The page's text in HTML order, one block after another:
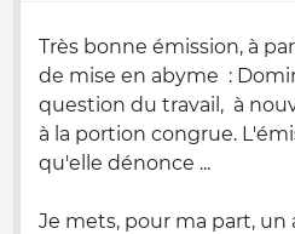
Très bonne émission, à
de mise en abyme :
question du travail, à
à la portion congrue.
qu'elle dénonce ...
Je mets, pour ma part, un